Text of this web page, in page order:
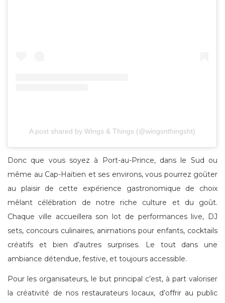
A post shared by Wings & Things (@wingsnthingsht)
Donc que vous soyez à Port-au-Prince, dans le Sud ou
même au Cap-Haïtien et ses environs, vous pourrez goûter
au plaisir de cette expérience gastronomique de choix
mêlant célébration de notre riche culture et du goût.
Chaque ville accueillera son lot de performances live, DJ
sets, concours culinaires, animations pour enfants, cocktails
créatifs et bien d’autres surprises. Le tout dans une
ambiance détendue, festive, et toujours accessible.
Pour les organisateurs, le but principal c’est, à part valoriser
la créativité de nos restaurateurs locaux, d’offrir au public